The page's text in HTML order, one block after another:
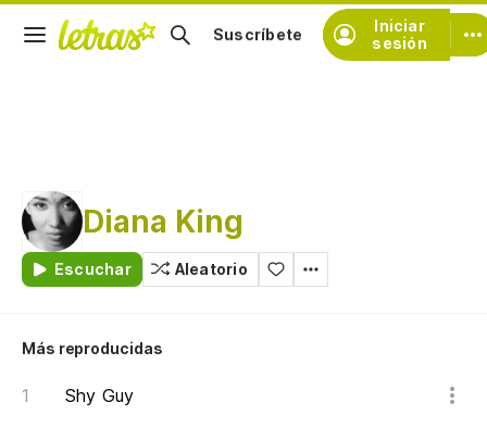
Iniciar
sesión
Suscríbete
Diana King
Escuchar Aleatorio
Más reproducidas
Shy Guy